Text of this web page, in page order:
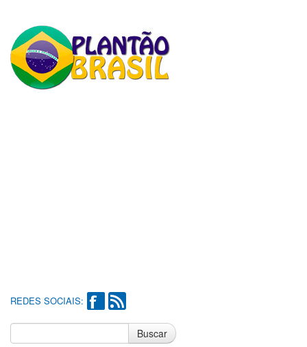
REDES SOCIAIS:
Buscar